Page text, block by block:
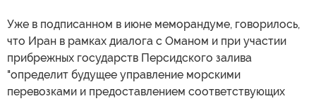
Уже в подписанном в июне меморандуме, говорилось,
что Иран в рамках диалога с Оманом и при участии
прибрежных государств Персидского залива
"определит будущее управление морскими
перевозками и предоставлением соответствующих